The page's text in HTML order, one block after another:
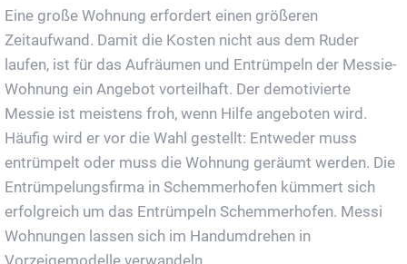
Eine große Wohnung erfordert einen größeren
Zeitaufwand. Damit die Kosten nicht aus dem Ruder
laufen, ist für das Aufräumen und Entrümpeln der Messie-
Wohnung ein Angebot vorteilhaft. Der demotivierte
Messie ist meistens froh, wenn Hilfe angeboten wird.
Häufig wird er vor die Wahl gestellt: Entweder muss
entrümpelt oder muss die Wohnung geräumt werden. Die
Entrümpelungsfirma in Schemmerhofen kümmert sich
erfolgreich um das Entrümpeln Schemmerhofen. Messi
Wohnungen lassen sich im Handumdrehen in